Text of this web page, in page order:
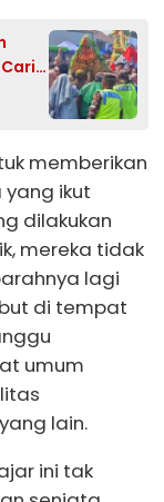
memberikan
ikut
dilakukan
mereka tidak
lagi
di tempat
umum
lain.
ini tak